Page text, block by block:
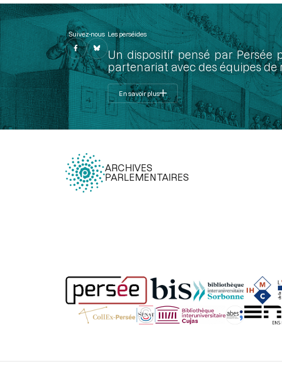
Suivez-nous Les perséides
Un dispositif pensé par Persée
partenariat avec des équipes
En savoir plus
ARCHIVES
PARLEMENTAIRES
Légal